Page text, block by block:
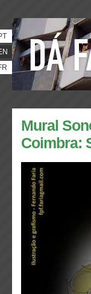
Mural
Coimbra: